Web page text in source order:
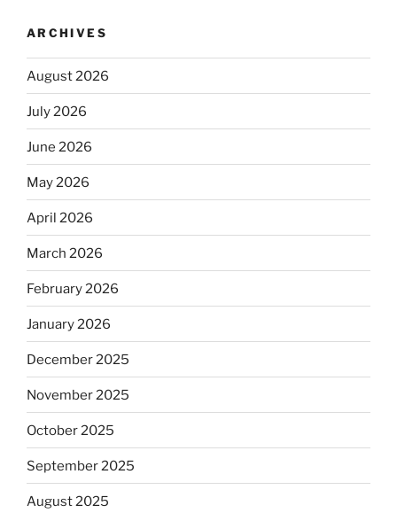
ARCHIVES
August 2026
July 2026
June 2026
May 2026
April 2026
March 2026
February 2026
January 2026
December 2025
November 2025
October 2025
September 2025
August 2025